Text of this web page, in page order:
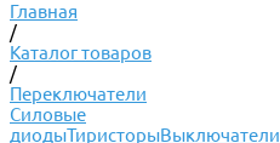
Главная
/
Каталог товаров
/
Переключатели
Силовые
диодыТиристорыВыключатели